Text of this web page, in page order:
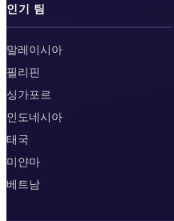
인기 팀
말레이시아
필리핀
싱가포르
인도네시아
태국
미얀마
베트남